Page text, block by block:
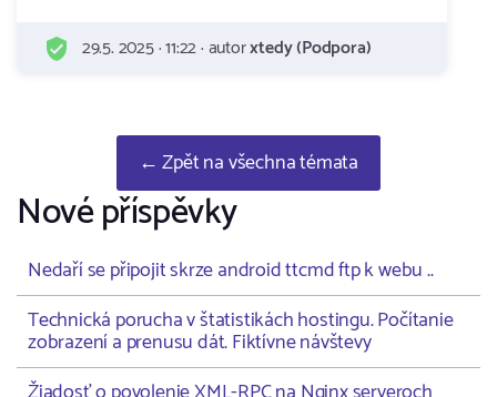
29.5. 2025 · 11:22 · autorxtedy (Podpora)
← Zpět na všechna témata
Nové příspěvky
Nedaří se připojit skrze android ttcmd ftp k webu ..
Technická porucha v štatistikách hostingu. Počítanie
zobrazení a prenusu dát. Fiktívne návštevy